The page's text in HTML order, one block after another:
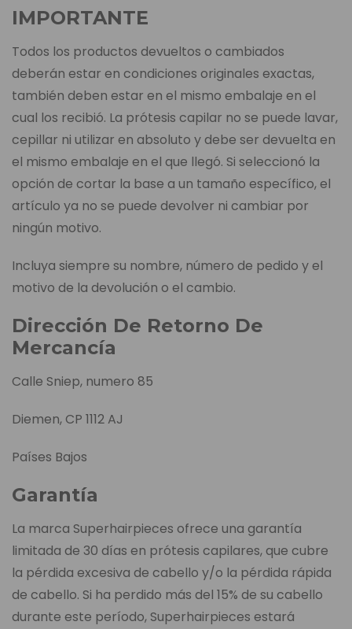
IMPORTANTE
Todos los productos devueltos o cambiados
deberán estar en condiciones originales exactas,
también deben estar en el mismo embalaje en el
cual los recibió. La prótesis capilar no se puede lavar,
cepillar ni utilizar en absoluto y debe ser devuelta en
el mismo embalaje en el que llegó. Si seleccionó la
opción de cortar la base a un tamaño específico, el
artículo ya no se puede devolver ni cambiar por
ningún motivo.
Incluya siempre su nombre, número de pedido y el
motivo de la devolución o el cambio.
Dirección De Retorno De
Mercancía
Calle Sniep, numero 85
Diemen, CP 1112 AJ
Países Bajos
Garantía
La marca Superhairpieces ofrece una garantía
limitada de 30 días en prótesis capilares, que cubre
la pérdida excesiva de cabello y/o la pérdida rápida
de cabello. Si ha perdido más del 15% de su cabello
durante este período, Superhairpieces estará